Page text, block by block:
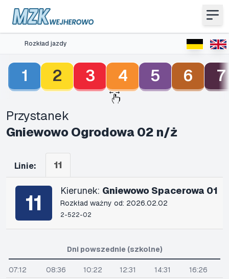
Rozkład jazdy
1 2 3 4 5 6 7
Przystanek
Gniewowo Ogrodowa 02 n/ż
Linie: 11
11 Kierunek: Gniewowo Spacerowa 01
Rozkład ważny od: 2026.02.02
2-522-02
Dni powszednie (szkolne)
07:12 08:36 10:22 12:31 14:31
16:26